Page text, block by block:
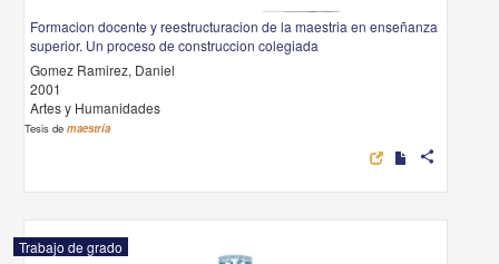
Formacion docente y reestructuracion de la maestria en enseñanza
superior. Un proceso de construccion colegiada
Gomez Ramirez, Daniel
2001
Artes y Humanidades
Tesis demaestría
share
Trabajo de grado